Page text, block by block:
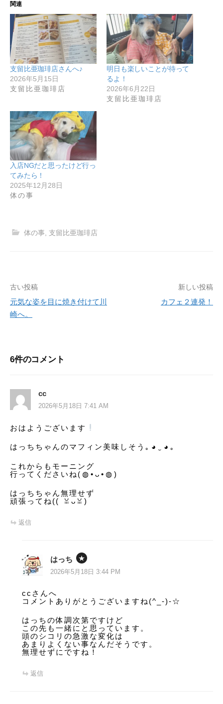
関連
支留比亜珈琲店さんへ♪
2026年5月15日
支留比亜珈琲店
明日も楽しいことが待って
るよ！
2026年6月22日
支留比亜珈琲店
入店NGだと思ったけど行っ
てみたら！
2025年12月28日
体の事
体の事 支留比亜珈琲店
投
稿
ゲ
シ
古い投稿
元気な姿を目に焼き付けて川
崎へ。
新しい投稿
カフェ２連発！
6件のコメント
cc
2026年5月18日 7:41 AM
おはようございます
はっちちゃんのマフィン美味しそう｡⁠◕⁠‿⁠◕⁠｡
これからもモーニング
行ってくださいね(⁠◍⁠•⁠ᴗ⁠•⁠◍⁠)
はっちちゃん無理せず
頑張ってね((⁠ ⁠ꈍ⁠ᴗ⁠ꈍ⁠)
返信
はっち
2026年5月18日 3:44 PM
ccさんへ
コメントありがとうございますね(^_-)-☆
はっちの体調次第ですけど
この先も一緒にと思っています。
頭のシコリの急激な変化は
あまりよくない事なんだそうです。
無理せずにですね！
返信